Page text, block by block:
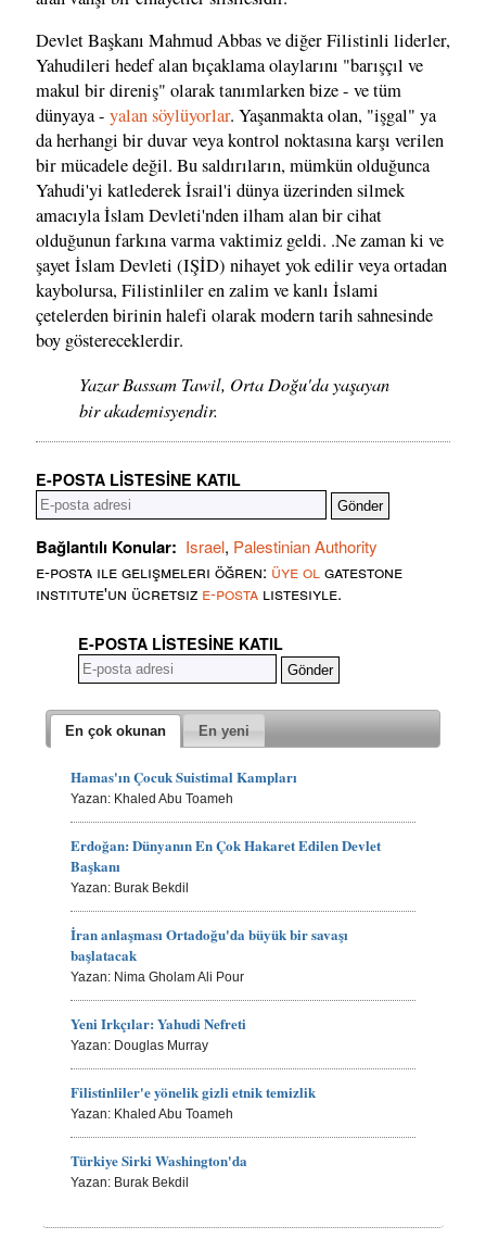
Devlet Başkanı Mahmud Abbas ve diğer Filistinli liderler,
Yahudileri hedef alan bıçaklama olaylarını "barışçıl ve
makul bir direniş" olarak tanımlarken bize - ve tüm
dünyaya - yalan söylüyorlar. Yaşanmakta olan, "işgal" ya
da herhangi bir duvar veya kontrol noktasına karşı verilen
bir mücadele değil. Bu saldırıların, mümkün olduğunca
Yahudi'yi katlederek İsrail'i dünya üzerinden silmek
amacıyla İslam Devleti'nden ilham alan bir cihat
olduğunun farkına varma vaktimiz geldi. .Ne zaman ki ve
şayet İslam Devleti (IŞİD) nihayet yok edilir veya ortadan
kaybolursa, Filistinliler en zalim ve kanlı İslami
çetelerden birinin halefi olarak modern tarih sahnesinde
boy göstereceklerdir.
Yazar Bassam Tawil, Orta Doğu'da yaşayan
bir akademisyendir.
E-POSTA LISTESINE KATIL
Bağlantılı Konular: Israel, Palestinian Authority
e-posta ile gelişmeleri öğren: üye olgatestone
institute'un ücretsiz e-posta listesiyle.
E-POSTA LISTESINE KATIL
En çok okunan En yeni
Hamas'ın Çocuk Suistimal Kampları
Yazan: Khaled Abu Toameh
Erdoğan: Dünyanın En Çok Hakaret Edilen Devlet
Başkanı
Yazan: Burak Bekdil
İran anlaşması Ortadoğu'da büyük bir savaşı
başlatacak
Yazan: Nima Gholam Ali Pour
Yeni Irkçılar: Yahudi Nefreti
Yazan: Douglas Murray
Filistinliler'e yönelik gizli etnik temizlik
Yazan: Khaled Abu Toameh
Türkiye Sirki Washington'da
Yazan: Burak Bekdil